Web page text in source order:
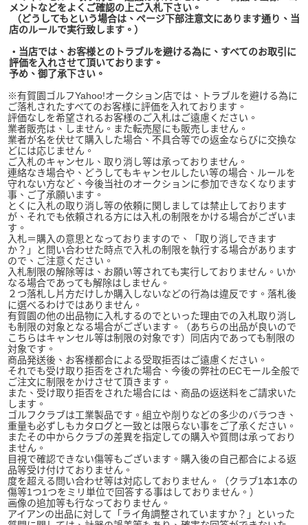
メントなどをよくご確認の上ご入札下さい。
（どうしてもという場合は、ページ下部注意文にあります通り、当
店のルールで実行致します。）
・当店では、お客様とのトラブルを避ける為に、すべてのお取引に
評価を入れさせて頂いております。
予め、御了承下さい。
※有賀園ゴルフYahoo!オークション店では、トラブルを避ける為に
ご落札されたすべてのお客様に評価を入れております。
評価なしを希望されるお客様のご入札はご遠慮ください。
業者販売は、しません。また転売屋にも販売しません。
業者が名を伏せて購入した場合、不具合等での返金ならびに交換な
どには応じません。
ご入札のキャンセル、取り消し等は承っておりません。
連絡なき場合や、どうしてもキャンセルしたい等の場合、ルールを
守れない方など、今後当社のオークションに参加できなくなります
事、ご了承願います。
とくに入札の取り消し等の依頼に関しましては禁止しております
が、それでも依頼される方には入札の制限をかける場合がございま
す。
入札＝購入の意思となっておりますので、「取り消しできます
か？」と問い合わせた時点で入札の制限を執行する場合があります
ので、ご注意ください。
入札制限の解除等は、お願い等されても実行しておりません。いか
なる場合であっても解除はしません。
２つ落札し片方だけしか購入しないなどの行為は違反です。落札後
に選べるわけではありません。
有賀園の他の出品物に入札するのでといった理由での入札取り消し
も制限の対象となる場合がございます。（あちらの出品が良いので
こちらはキャンセル等は制限の対象です）同店内であっても制限の
対象です。
商品発送後、お客様都合による受取拒否はご遠慮ください。
それでも受け取り拒否をされた場合、今後の弊社のECモール全般で
ご注文に制限をかけさせて頂きます。
また、受け取り拒否をされた場合には、商品の返送料をご請求いた
します。
ゴルフクラブは工業製品です。組立や削りなどの多少のバラつき、
重量も必ずしもカタログと一致とは限らない事をご了承ください。
またその中からクラブの差異を指定しての購入や質問は承っており
ません。
目視で確認できない傷等もございます。購入後の自己都合による返
品等受け付けておりません。
度を超える問い合わせ等は対応しておりません。（クラブ1本1本の
傷等1つ1つをミリ単位で回答する事はしておりません。）
画像の追加等も行なっておりません。
アイアンの出品に対して「ライ角調整されていますか？」といった